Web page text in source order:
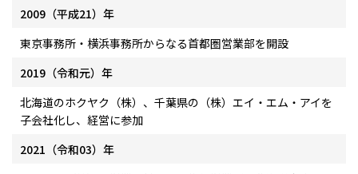
2009（平成21）年
東京事務所・横浜事務所からなる首都圏営業部を開設
2019（令和元）年
北海道のホクヤク（株）、千葉県の（株）エイ・エム・アイを
子会社化し、経営に参加
2021（令和03）年